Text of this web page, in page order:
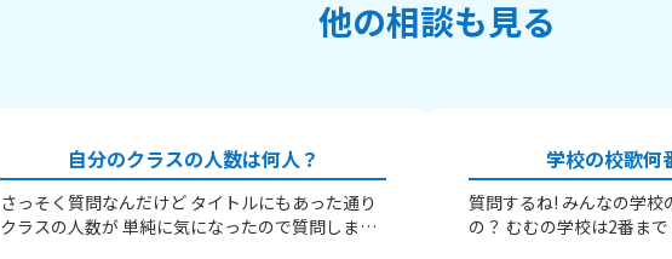
他の相談も見る
自分のクラスの人数は何人？
さっそく質問なんだけど タイトルにもあった通り
クラスの人数が 単純に気になったので質問しまし
学校の校歌何
質問するね! みんなの学校の校歌は 何番まである
の？ むむの学校は2番まで！ ⚠️歌詞とかは書かな